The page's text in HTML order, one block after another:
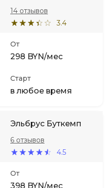
3.4
14 отзывов
От
298 BYN/мес
Старт
в любое время
Эльбрус Буткемп
4.5
6 отзывов
От
398 BYN/мес